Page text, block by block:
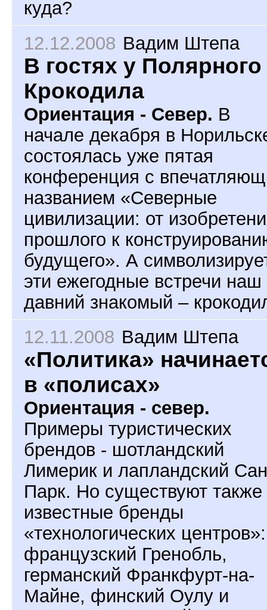
куда?
12.12.2008 Вадим Штепа
В гостях у Полярного
Крокодила
Ориентация - Север. В
начале декабря в
состоялась уже пятая
конференция с
названием «Северные
цивилизации: от
прошлого к
будущего». А
эти ежегодные встречи наш
давний знакомый –
12.11.2008 Вадим Штепа
«Политика»
в «полисах»
Ориентация - север.
Примеры туристических
брендов - шотландский
Лимерик и лапландский
Парк. Но существуют также
известные бренды
«технологических центров»:
французский Гренобль,
германский Франкфурт-на-
Майне, финский Оулу и